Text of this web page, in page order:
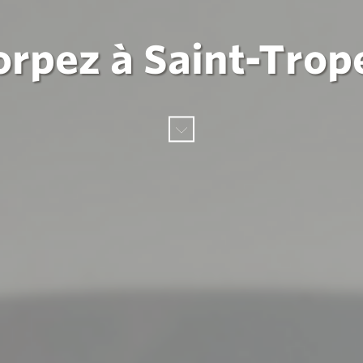
à Saint-